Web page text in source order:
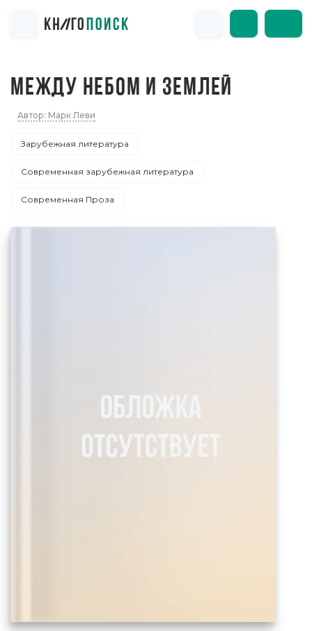
МЕЖДУ НЕБОМ И ЗЕМЛЕЙ
Автор: Марк Леви
Зарубежная литература
Современная зарубежная литература
Современная Проза